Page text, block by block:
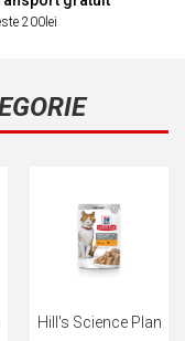
200lei
Hill's Science Plan